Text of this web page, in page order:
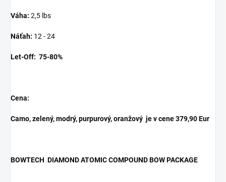
Váha: 2,5 lbs
Náťah: 12 - 24
Let-Off: 75-80%
Cena:
Camo, zelený, modrý, purpurový, oranžový je v cene 379,90 Eur
BOWTECH DIAMOND ATOMIC COMPOUND BOW PACKAGE